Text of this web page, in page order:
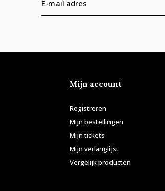
Mijn account
Registreren
Mijn bestellingen
Mijn tickets
Mijn verlanglijst
Vergelijk producten